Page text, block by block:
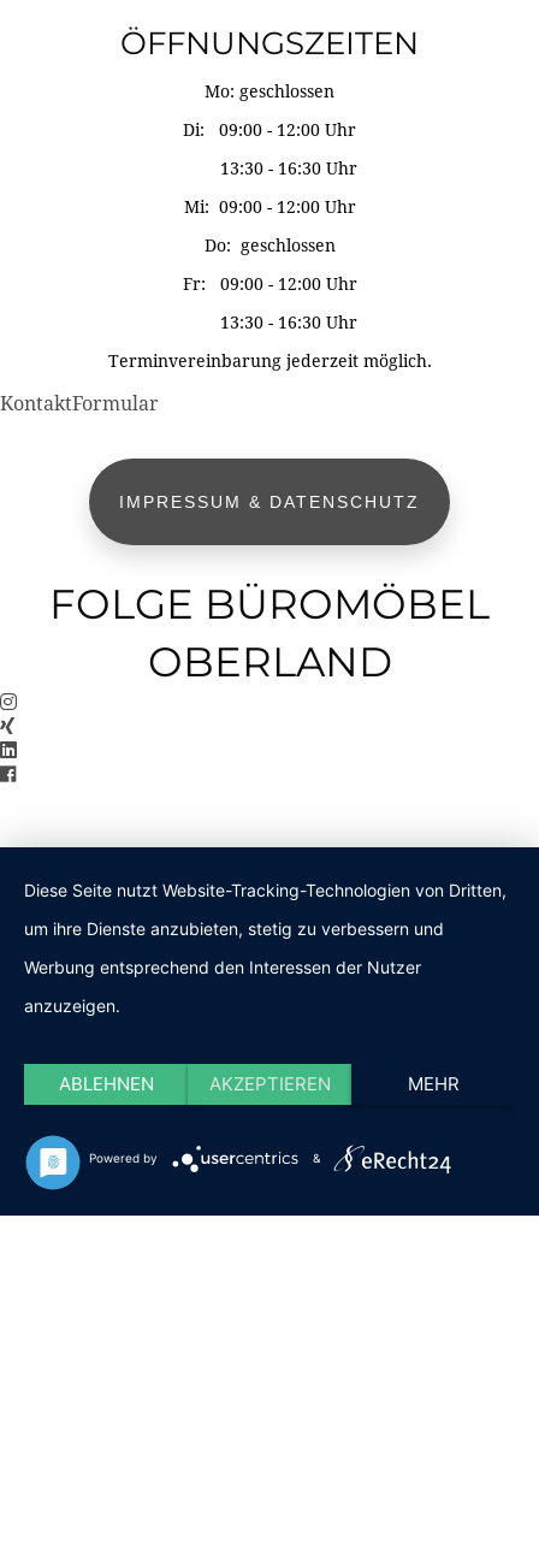
ÖFFNUNGSZEITEN
Mo: geschlossen
Di: 09:00 - 12:00 Uhr
13:30 - 16:30 Uhr
Mi: 09:00 - 12:00 Uhr
Do: geschlossen
Fr: 09:00 - 12:00 Uhr
13:30 - 16:30 Uhr
Terminvereinbarung jederzeit möglich.
KontaktFormular
IMPRESSUM & DATENSCHUTZ
FOLGE BÜROMÖBEL
OBERLAND
Diese Seite nutzt Website-Tracking-Technologien von Dritten,
um ihre Dienste anzubieten, stetig zu verbessern und
Werbung entsprechend den Interessen der Nutzer
anzuzeigen.
ABLEHNEN AKZEPTIEREN MEHR
Powered by &